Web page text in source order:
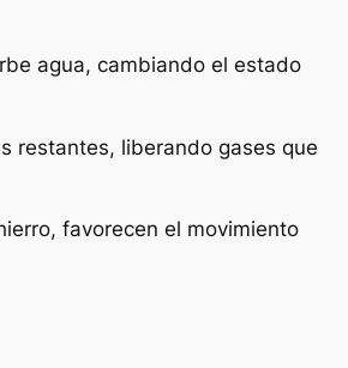
agua, cambiando el estado
restantes, liberando gases que
favorecen el movimiento